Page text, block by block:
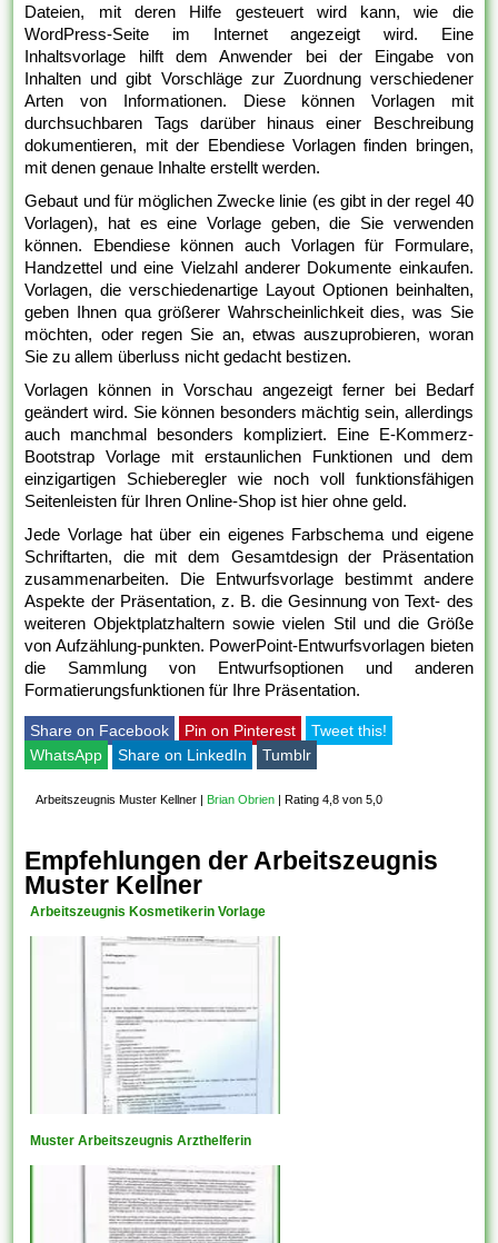
Dateien, mit deren Hilfe gesteuert wird kann, wie die
WordPress-Seite im Internet angezeigt wird. Eine
Inhaltsvorlage hilft dem Anwender bei der Eingabe von
Inhalten und gibt Vorschläge zur Zuordnung verschiedener
Arten von Informationen. Diese können Vorlagen mit
durchsuchbaren Tags darüber hinaus einer Beschreibung
dokumentieren, mit der Ebendiese Vorlagen finden bringen,
mit denen genaue Inhalte erstellt werden.
Gebaut und für möglichen Zwecke linie (es gibt in der regel 40
Vorlagen), hat es eine Vorlage geben, die Sie verwenden
können. Ebendiese können auch Vorlagen für Formulare,
Handzettel und eine Vielzahl anderer Dokumente einkaufen.
Vorlagen, die verschiedenartige Layout Optionen beinhalten,
geben Ihnen qua größerer Wahrscheinlichkeit dies, was Sie
möchten, oder regen Sie an, etwas auszuprobieren, woran
Sie zu allem überluss nicht gedacht bestizen.
Vorlagen können in Vorschau angezeigt ferner bei Bedarf
geändert wird. Sie können besonders mächtig sein, allerdings
auch manchmal besonders kompliziert. Eine E-Kommerz-
Bootstrap Vorlage mit erstaunlichen Funktionen und dem
einzigartigen Schieberegler wie noch voll funktionsfähigen
Seitenleisten für Ihren Online-Shop ist hier ohne geld.
Jede Vorlage hat über ein eigenes Farbschema und eigene
Schriftarten, die mit dem Gesamtdesign der Präsentation
zusammenarbeiten. Die Entwurfsvorlage bestimmt andere
Aspekte der Präsentation, z. B. die Gesinnung von Text- des
weiteren Objektplatzhaltern sowie vielen Stil und die Größe
von Aufzählung-punkten. PowerPoint-Entwurfsvorlagen bieten
die Sammlung von Entwurfsoptionen und anderen
Formatierungsfunktionen für Ihre Präsentation.
Share on Facebook Pin on Pinterest
Tweet this!
WhatsApp
Share on LinkedIn Tumblr
Arbeitszeugnis Muster Kellner | Brian Obrien |Rating 4,8 von 5,0
Empfehlungen der Arbeitszeugnis
Muster Kellner
Arbeitszeugnis Kosmetikerin Vorlage
Muster Arbeitszeugnis Arzthelferin